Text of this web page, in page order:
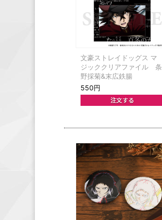
文豪ストレイドッグス マ
ジッククリアファイル 条
野採菊&末広鉄腸
550円